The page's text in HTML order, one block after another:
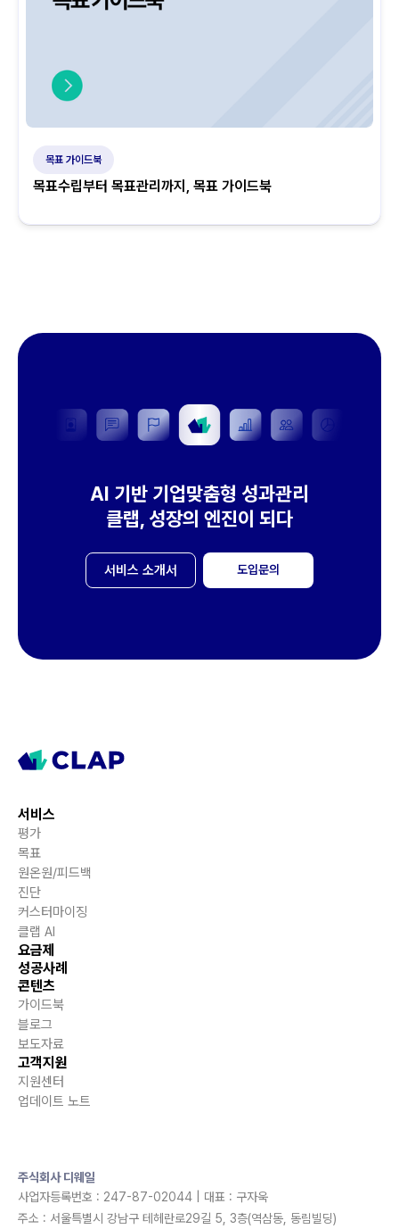
목표 가이드북
목표수립부터 목표관리까지, 목표 가이드북
AI 기반 기업맞춤형 성과관리
클랩, 성장의 엔진이 되다
서비스 소개서 도입문의
서비스
평가
목표
원온원/피드백
진단
커스터마이징
클랩 AI
요금제
성공사례
콘텐츠
가이드북
블로그
보도자료
고객지원
지원센터
업데이트 노트
주식회사 디웨일
사업자등록번호 : 247-87-02044 | 대표 : 구자욱
주소 : 서울특별시 강남구 테헤란로29길 5, 3층(역삼동, 동림빌딩)